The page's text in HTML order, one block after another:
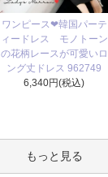
ワンピース❤韓国パーテ
ィードレス モノトーン
の花柄レースが可愛いロ
ング丈ドレス 962749
6,340円(税込)
もっと見る